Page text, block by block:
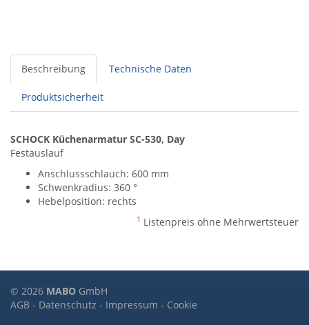
Beschreibung Technische Daten
Produktsicherheit
SCHOCK Küchenarmatur SC-530, Day
Festauslauf
Anschlussschlauch: 600 mm
Schwenkradius: 360 °
Hebelposition: rechts
1 Listenpreis ohne Mehrwertsteuer
© 2026 MABO GmbH
AGB - Datenschutz - Impressum - Cookie